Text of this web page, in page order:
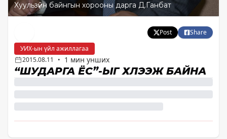
Хуульзүйн байнгын хорооны дарга Д.Ганбат
Post
Share
УИХ-ын үйл ажиллагаа
2015.08.11
• 1 мин унших
“ШУДАРГА ЁС”-ЫГ ХҮЛЭЭЖ БАЙНА